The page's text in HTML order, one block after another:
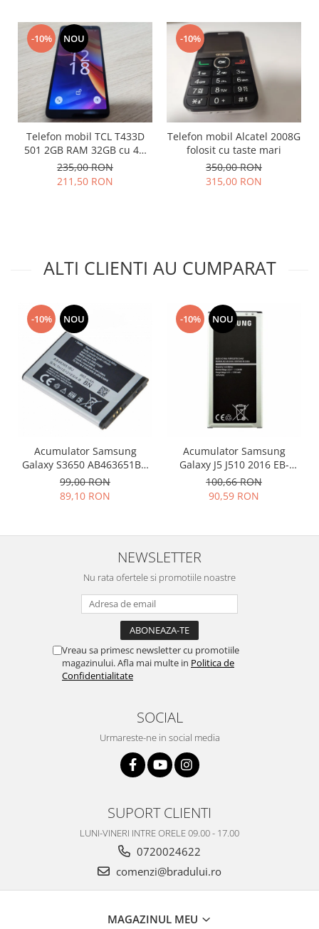
Alcatel
Apple
HTC
Huawei
LG
Nokia
Oppo
Huawei
Nokia
Samsung
Vodafone
Xiaomi
Touchscreen
Blackberry
Iphone
Touchscreen Huawei
Touchscreen Lenovo
-10% NOU
Telefon mobil TCL T433D
501 2GB RAM 32GB cu 4G
impecabil
235,00 RON
211,50 RON
-10%
Telefon mobil Alcatel 2008G
folosit cu taste mari
350,00 RON
315,00 RON
ALTI CLIENTI AU CUMPARAT
-10% NOU
Acumulator Samsung
Galaxy S3650 AB463651BU
960mah
99,00 RON
89,10 RON
-10% NOU
Acumulator Samsung
Galaxy J5 J510 2016 EB-
BJ510BBC 3100mah
100,66 RON
90,59 RON
NEWSLETTER
Nu rata ofertele si promotiile noastre
Vreau sa primesc newsletter cu promotiile
magazinului. Afla mai multe in Politica de
Confidentialitate
SOCIAL
Urmareste-ne in social media
SUPORT CLIENTI
LUNI-VINERI INTRE ORELE 09.00 - 17.00
0720024622
comenzi@bradului.ro
MAGAZINUL MEU